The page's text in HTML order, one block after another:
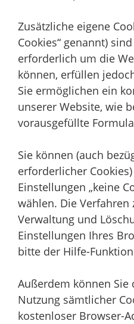
Zusätzliche eigene
Cookies“ genannt)
erforderlich um die
können, erfüllen
Sie ermöglichen ein
unserer Website, wie
vorausgefüllte
Sie können (auch
erforderlicher
Einstellungen „keine
wählen. Die Verfahren
Verwaltung und
Einstellungen Ihres
bitte der Hilfe-
Außerdem können Sie
Nutzung sämtlicher
kostenloser Browser-